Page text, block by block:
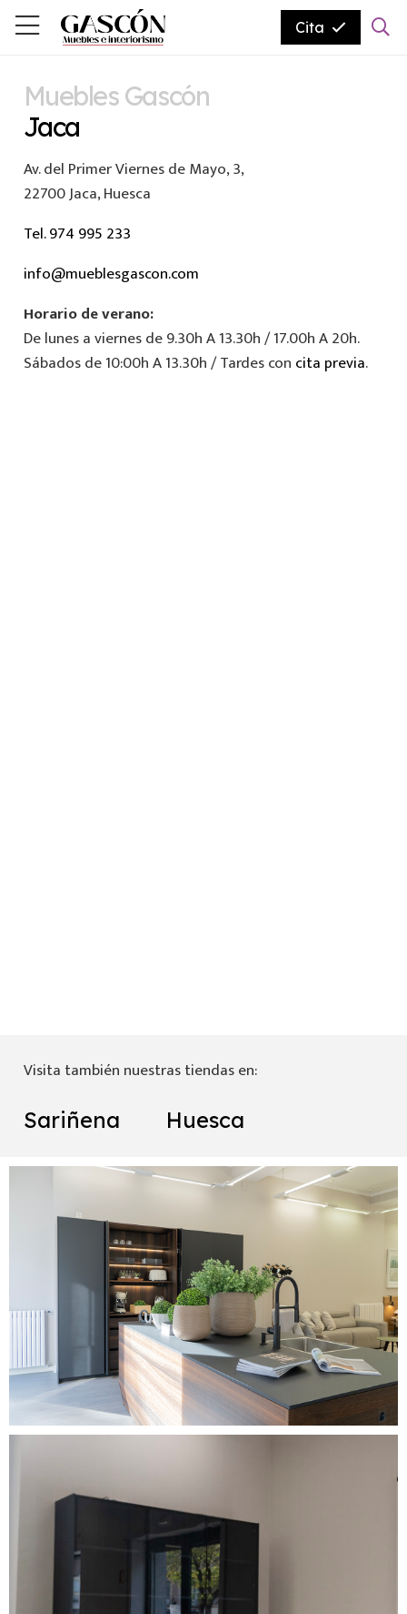
Cita
Muebles Gascón
Jaca
Av. del Primer Viernes de Mayo, 3,
22700 Jaca, Huesca
Tel. 974 995 233
info@mueblesgascon.com
Horario de verano:
De lunes a viernes de 9.30h A 13.30h / 17.00h A 20h.
Sábados de 10:00h A 13.30h / Tardes con cita previa.
Visita también nuestras tiendas en:
Sariñena Huesca